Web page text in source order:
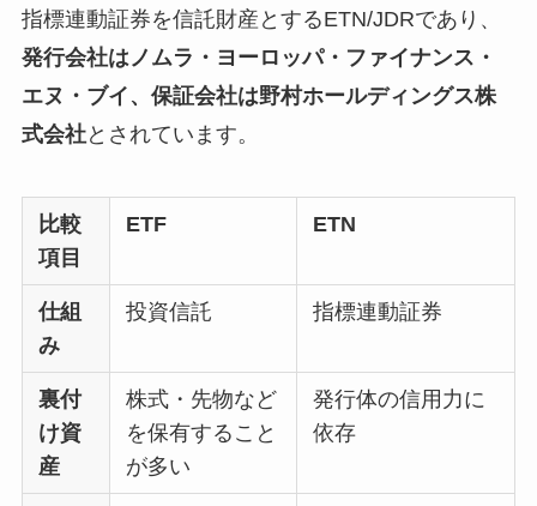
指標連動証券を信託財産とするETN/JDRであり、
発行会社はノムラ・ヨーロッパ・ファイナンス・
エヌ・ブイ、保証会社は野村ホールディングス株
式会社とされています。
比較
項目
ETF ETN
仕組
み
投資信託 指標連動証券
裏付
け資
産
株式・先物など
を保有すること
が多い
発行体の信用力に
依存